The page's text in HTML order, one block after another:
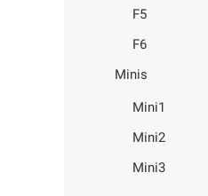
F5
F6
Minis
Mini1
Mini2
Mini3